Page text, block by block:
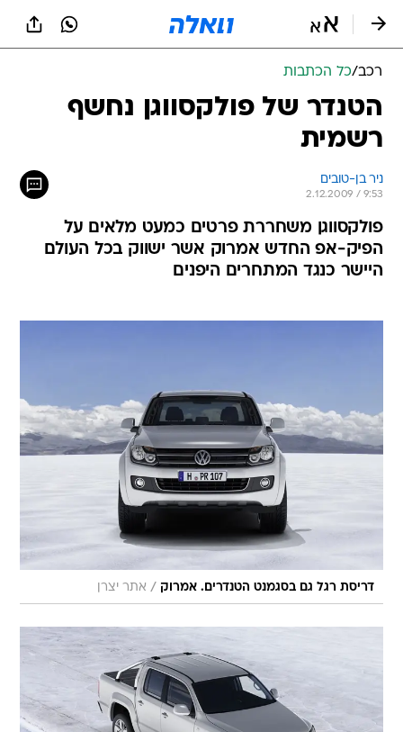
רכב/כל הכתבות
הטנדר של פולקסווגן נחשף
רשמית
ניר בן-טובים
2.12.2009 / 9:53
פולקסווגן משחררת פרטים כמעט מלאים על
הפיק-אפ החדש אמרוק אשר ישווק בכל העולם
היישר כנגד המתחרים היפנים
דריסת רגל גם בסגמנט הטנדרים. אמרוק / אתר יצרן